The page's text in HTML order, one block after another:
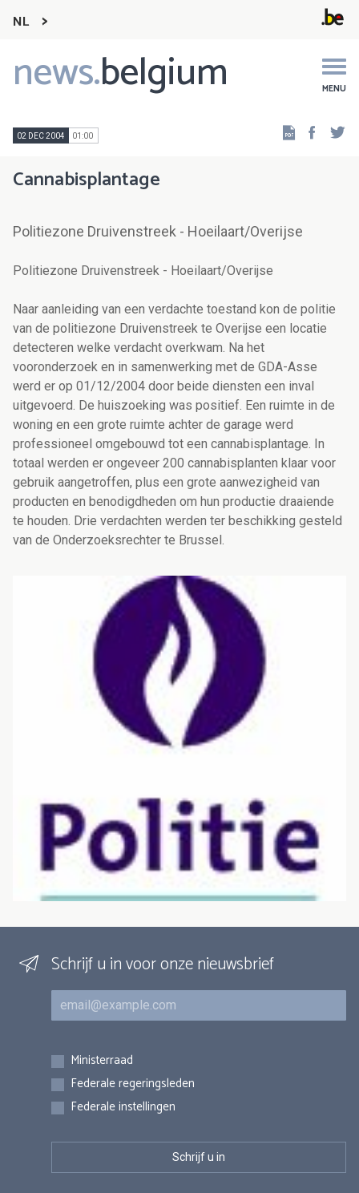
NL
news.belgium MENU
Main
navigation
02 DEC 2004 01:00
Cannabisplantage
Politiezone Druivenstreek - Hoeilaart/Overijse
Politiezone Druivenstreek - Hoeilaart/Overijse
Naar aanleiding van een verdachte toestand kon de politie
van de politiezone Druivenstreek te Overijse een locatie
detecteren welke verdacht overkwam. Na het
vooronderzoek en in samenwerking met de GDA-Asse
werd er op 01/12/2004 door beide diensten een inval
uitgevoerd. De huiszoeking was positief. Een ruimte in de
woning en een grote ruimte achter de garage werd
professioneel omgebouwd tot een cannabisplantage. In
totaal werden er ongeveer 200 cannabisplanten klaar voor
gebruik aangetroffen, plus een grote aanwezigheid van
producten en benodigdheden om hun productie draaiende
te houden. Drie verdachten werden ter beschikking gesteld
van de Onderzoeksrechter te Brussel.
Schrijf u in voor onze nieuwsbrief
E-mail
Inschrijvingen
Ministerraad
Federale regeringsleden
Federale instellingen